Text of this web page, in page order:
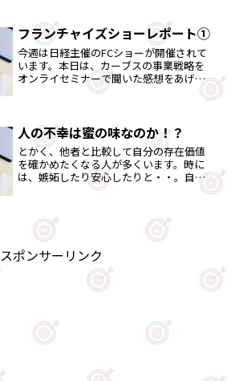
フランチャイズショーレポート①
今週は日経主催のFCショーが開催されて
います。本日は、カーブスの事業戦略を
オンライセミナーで聞いた感想をあげま
人の不幸は蜜の味なのか！？
とかく、他者と比較して自分の存在価値
を確かめたくなる人が多くいます。時に
は、嫉妬したり安心したりと・・。自己
判断基準を養っていきましょう。それに
スポンサーリンク